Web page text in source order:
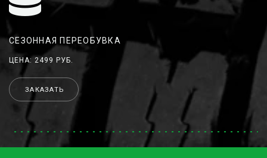
СЕЗОННАЯ ПЕРЕОБУВКА
ЦЕНА: 2499 РУБ.
ЗАКАЗАТЬ